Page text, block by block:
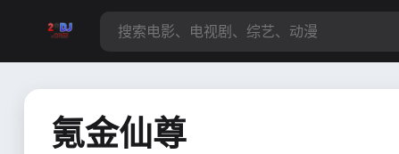
氪金仙尊